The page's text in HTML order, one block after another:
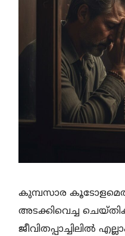
കുമ്പസാര
അടക്കിവെച്ച
ജീവിതപ്പാച്ചിലിൽ